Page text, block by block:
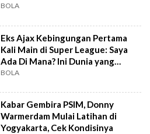
BOLA
Eks Ajax Kebingungan Pertama
Kali Main di Super League: Saya
Ada Di Mana? Ini Dunia yang
Berbeda
BOLA
Kabar Gembira PSIM, Donny
Warmerdam Mulai Latihan di
Yogyakarta, Cek Kondisinya